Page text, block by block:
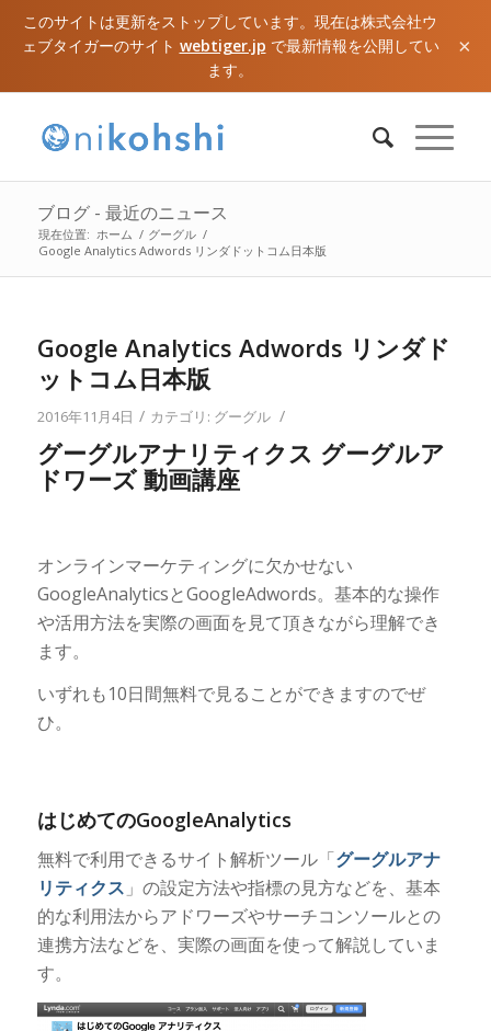
このサイトは更新をストップしています。現在は株式会社ウ
ェブタイガーのサイト webtiger.jp で最新情報を公開してい
ます。
×
ブログ - 最近のニュース
現在位置: ホーム / グーグル /
Google Analytics Adwords リンダドットコム日本版
Google Analytics Adwords リンダド
ットコム日本版
2016年11月4日 / カテゴリ: グーグル /
グーグルアナリティクス グーグルア
ドワーズ 動画講座
オンラインマーケティングに欠かせない
GoogleAnalyticsとGoogleAdwords。基本的な操作
や活用方法を実際の画面を見て頂きながら理解でき
ます。
いずれも10日間無料で見ることができますのでぜ
ひ。
はじめてのGoogleAnalytics
無料で利用できるサイト解析ツール「グーグルアナ
リティクス 」の設定方法や指標の見方などを、基本
的な利用法からアドワーズやサーチコンソールとの
連携方法などを、実際の画面を使って解説していま
す。